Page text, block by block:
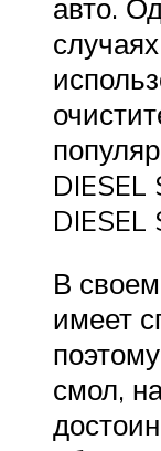
авто.
DIESEL
DIESEL
В
имеет
смол,